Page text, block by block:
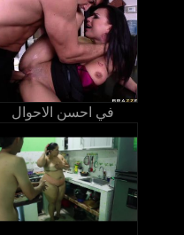
في احسن الاحوال